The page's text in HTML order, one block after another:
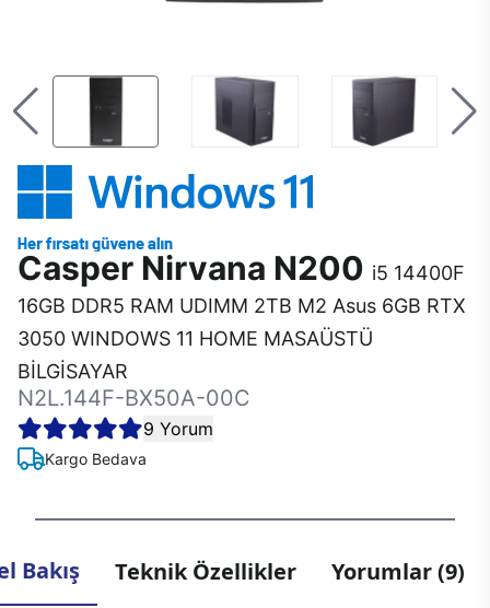
Casper Nirvana N200 i5 14400F
16GB DDR5 RAM UDIMM 2TB M2 Asus 6GB RTX
3050 WINDOWS 11 HOME MASAÜSTÜ
BİLGİSAYAR
N2L.144F-BX50A-00C
9 Yorum
Kargo Bedava
Bakış Teknik Özellikler Yorumlar (9)